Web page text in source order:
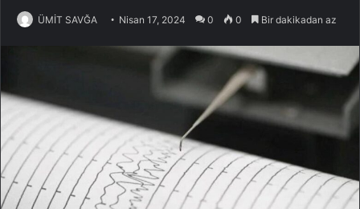
ÜMİT SAVĞA Nisan 17, 2024 0 0 Bir dakikadan az